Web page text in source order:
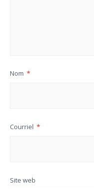
Nom *
Courriel *
Site web